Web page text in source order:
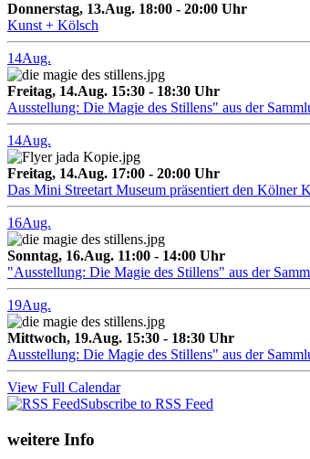
Donnerstag, 13.Aug. 18:00 - 20:00 Uhr
Kunst + Kölsch
14Aug.
Freitag, 14.Aug. 15:30 - 18:30 Uhr
Ausstellung: Die Magie des Stillens" aus der
14Aug.
Freitag, 14.Aug. 17:00 - 20:00 Uhr
Das Mini Streetart Museum präsentiert den
16Aug.
Sonntag, 16.Aug. 11:00 - 14:00 Uhr
"Ausstellung: Die Magie des Stillens" aus der
19Aug.
Mittwoch, 19.Aug. 15:30 - 18:30 Uhr
Ausstellung: Die Magie des Stillens" aus der
View Full Calendar
Subscribe to RSS Feed
weitere Info